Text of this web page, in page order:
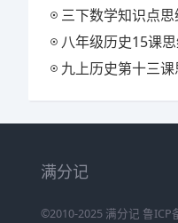
三下数学知识点
八年级历史15课
九上历史第十三
满分记
©2010-2025 满分记 鲁ICP